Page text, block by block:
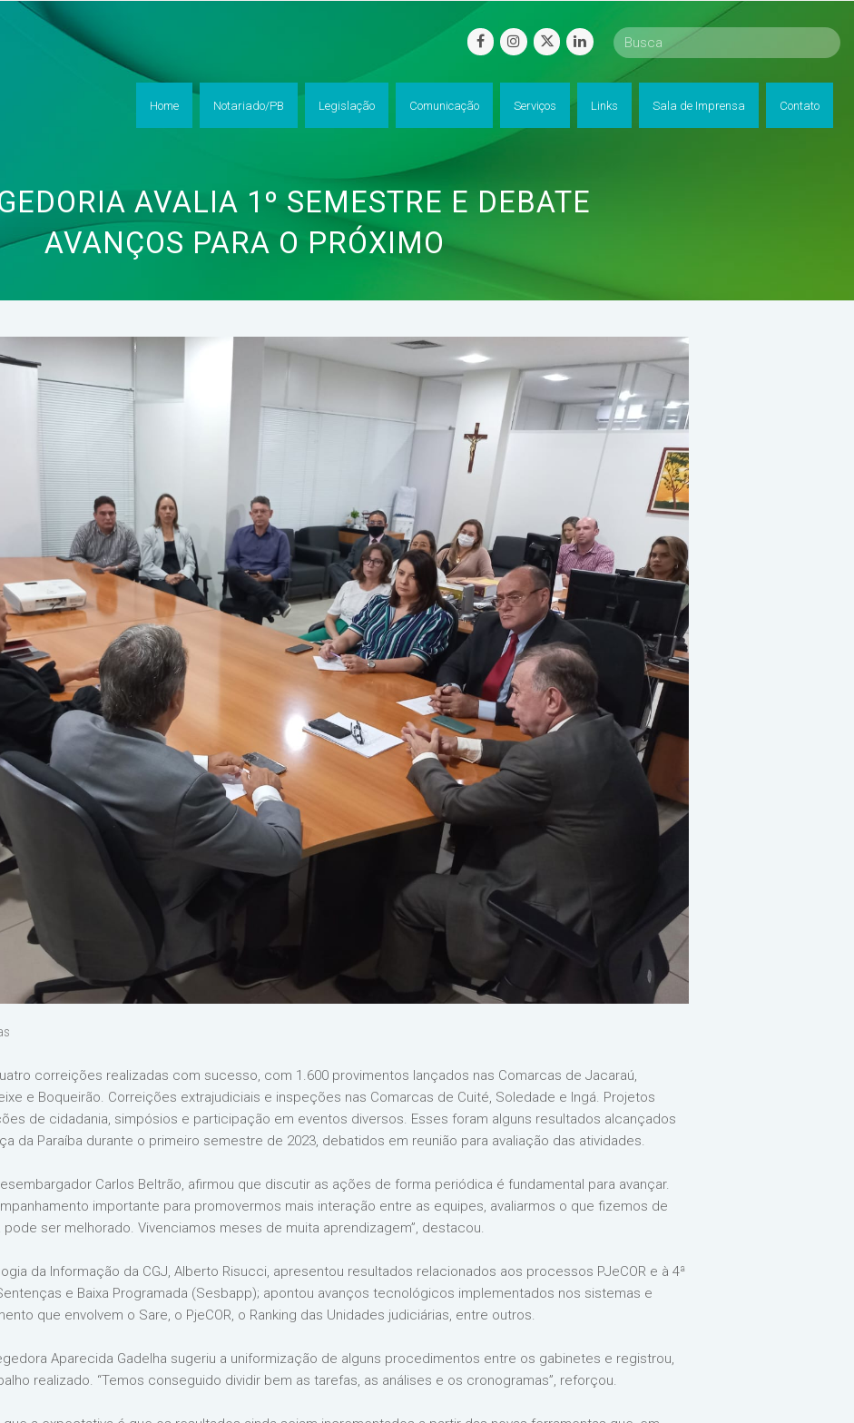
facebookinstagram
twitterlinkedin
Home Notariado/PB Legislação Comunicação Serviços Links Sala de Imprensa Contato
AVALIA 1º SEMESTRE E DEBATE
AVANÇOS PARA O PRÓXIMO
correições realizadas com sucesso, com 1.600 provimentos lançados nas Comarcas de Jacaraú,
e Boqueirão. Correições extrajudiciais e inspeções nas Comarcas de Cuité, Soledade e Ingá. Projetos
de cidadania, simpósios e participação em eventos diversos. Esses foram alguns resultados alcançados
da Paraíba durante o primeiro semestre de 2023, debatidos em reunião para avaliação das atividades.
Carlos Beltrão, afirmou que discutir as ações de forma periódica é fundamental para avançar.
importante para promovermos mais interação entre as equipes, avaliarmos o que fizemos de
ser melhorado. Vivenciamos meses de muita aprendizagem”, destacou.
da Informação da CGJ, Alberto Risucci, apresentou resultados relacionados aos processos PJeCOR e à 4ª
e Baixa Programada (Sesbapp); apontou avanços tecnológicos implementados nos sistemas e
que envolvem o Sare, o PjeCOR, o Ranking das Unidades judiciárias, entre outros.
Aparecida Gadelha sugeriu a uniformização de alguns procedimentos entre os gabinetes e registrou,
realizado. “Temos conseguido dividir bem as tarefas, as análises e os cronogramas”, reforçou.